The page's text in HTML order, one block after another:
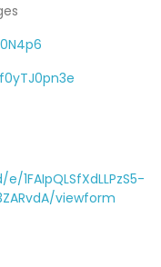
viewform